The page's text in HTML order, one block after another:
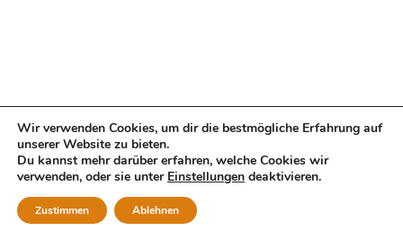
Wir verwenden Cookies, um dir die bestmögliche Erfahrung auf
unserer Website zu bieten.
Du kannst mehr darüber erfahren, welche Cookies wir
verwenden, oder sie unter Einstellungen deaktivieren.
Zustimmen Ablehnen